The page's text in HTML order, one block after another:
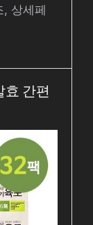
상세페
효 간편